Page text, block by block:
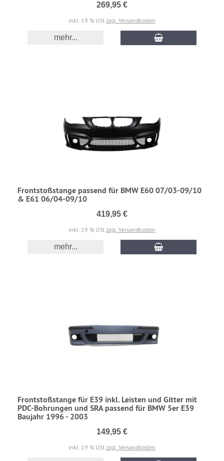
269,95 €
inkl. 19 % USt zzgl. Versandkosten
mehr...
Frontstoßstange passend für BMW E60 07/03-09/10
& E61 06/04-09/10
419,95 €
inkl. 19 % USt zzgl. Versandkosten
mehr...
Frontstoßstange für E39 inkl. Leisten und Gitter mit
PDC-Bohrungen und SRA passend für BMW 5er E39
Baujahr 1996 - 2003
149,95 €
inkl. 19 % USt zzgl. Versandkosten